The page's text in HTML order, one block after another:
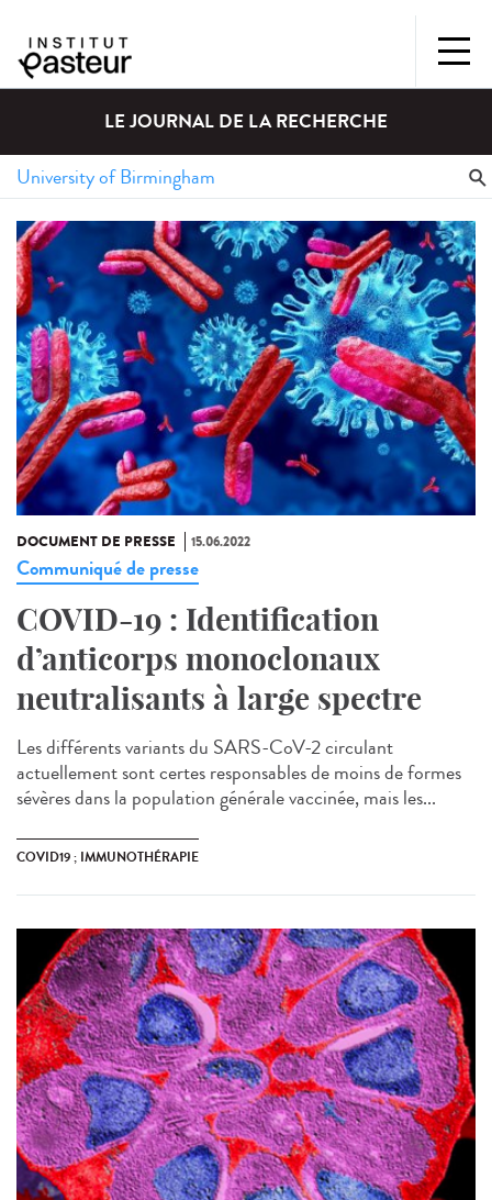
LE JOURNAL DE LA RECHERCHE
DOCUMENT DE PRESSE 15.06.2022
Communiqué de presse
COVID-19 : Identification
d’anticorps monoclonaux
neutralisants à large spectre
Les différents variants du SARS-CoV-2 circulant
actuellement sont certes responsables de moins de formes
sévères dans la population générale vaccinée, mais les...
COVID19 ; IMMUNOTHÉRAPIE